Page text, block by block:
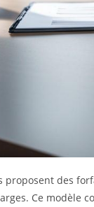
proposent des
Ce modèle